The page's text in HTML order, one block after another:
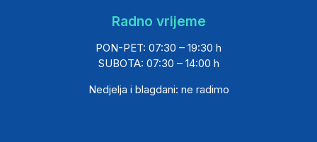
Radno vrijeme
PON-PET: 07:30 – 19:30 h
SUBOTA: 07:30 – 14:00 h
Nedjelja i blagdani: ne radimo